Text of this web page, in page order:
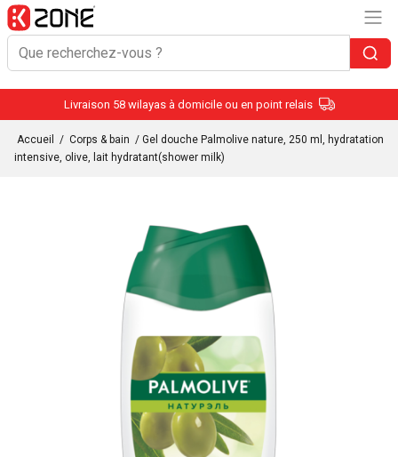
Livraison 58 wilayas à domicile ou en point relais
Accueil / Corps & bain / Gel douche Palmolive nature, 250 ml, hydratation
intensive, olive, lait hydratant(shower milk)